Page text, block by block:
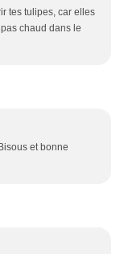
tes tulipes, car elles
chaud dans le
et bonne